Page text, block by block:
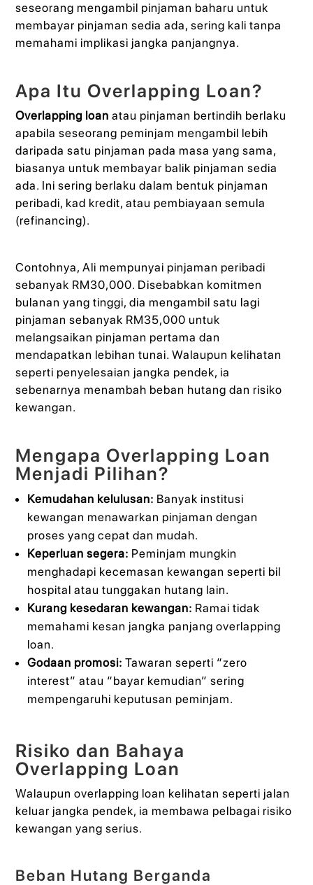
seseorang mengambil pinjaman baharu untuk
membayar pinjaman sedia ada, sering kali tanpa
memahami implikasi jangka panjangnya.
Apa Itu Overlapping Loan?
Overlapping loan atau pinjaman bertindih berlaku
apabila seseorang peminjam mengambil lebih
daripada satu pinjaman pada masa yang sama,
biasanya untuk membayar balik pinjaman sedia
ada. Ini sering berlaku dalam bentuk pinjaman
peribadi, kad kredit, atau pembiayaan semula
(refinancing).
Contohnya, Ali mempunyai pinjaman peribadi
sebanyak RM30,000. Disebabkan komitmen
bulanan yang tinggi, dia mengambil satu lagi
pinjaman sebanyak RM35,000 untuk
melangsaikan pinjaman pertama dan
mendapatkan lebihan tunai. Walaupun kelihatan
seperti penyelesaian jangka pendek, ia
sebenarnya menambah beban hutang dan risiko
kewangan.
Mengapa Overlapping Loan
Menjadi Pilihan?
Kemudahan kelulusan: Banyak institusi
kewangan menawarkan pinjaman dengan
proses yang cepat dan mudah.
Keperluan segera: Peminjam mungkin
menghadapi kecemasan kewangan seperti bil
hospital atau tunggakan hutang lain.
Kurang kesedaran kewangan: Ramai tidak
memahami kesan jangka panjang overlapping
loan.
Godaan promosi: Tawaran seperti “zero
interest” atau “bayar kemudian” sering
mempengaruhi keputusan peminjam.
Risiko dan Bahaya
Overlapping Loan
Walaupun overlapping loan kelihatan seperti jalan
keluar jangka pendek, ia membawa pelbagai risiko
kewangan yang serius.
Beban Hutang Berganda